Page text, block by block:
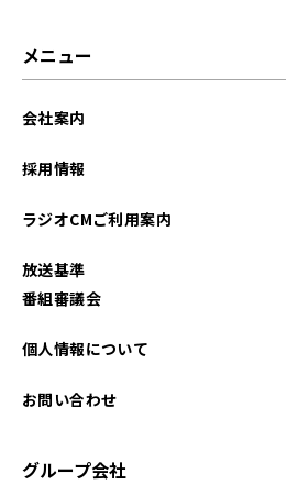
メニュー
会社案内
採用情報
ラジオCMご利用案内
放送基準
番組審議会
個人情報について
お問い合わせ
グループ会社